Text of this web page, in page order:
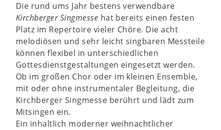
Die rund ums Jahr bestens verwendbare
Kirchberger Singmesse hat bereits einen festen
Platz im Repertoire vieler Chöre. Die acht
melodiösen und sehr leicht singbaren Messteile
können flexibel in unterschiedlichen
Gottesdienstgestaltungen eingesetzt werden.
Ob im großen Chor oder im kleinen Ensemble,
mit oder ohne instrumentaler Begleitung, die
Kirchberger Singmesse berührt und lädt zum
Mitsingen ein.
Ein inhaltlich moderner weihnachtlicher